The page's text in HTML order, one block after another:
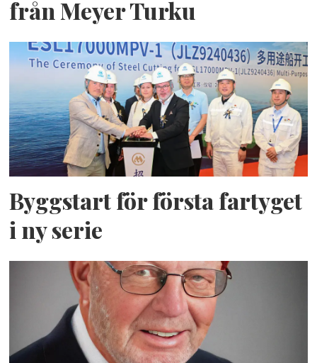
från Meyer Turku
Byggstart för första fartyget
i ny serie